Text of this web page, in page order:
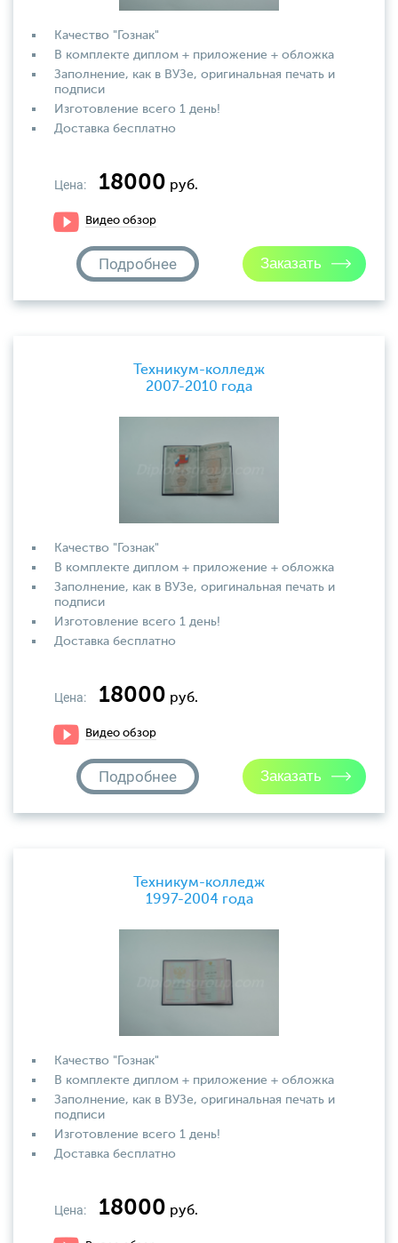
Качество "Гознак"
В комплекте диплом + приложение + обложка
Заполнение, как в ВУЗе, оригинальная печать и
подписи
Изготовление всего 1 день!
Доставка бесплатно
Цена: 18000 руб.
Видео обзор
Подробнее
Техникум-колледж
2007-2010 года
Качество "Гознак"
В комплекте диплом + приложение + обложка
Заполнение, как в ВУЗе, оригинальная печать и
подписи
Изготовление всего 1 день!
Доставка бесплатно
Цена: 18000 руб.
Видео обзор
Подробнее
Техникум-колледж
1997-2004 года
Качество "Гознак"
В комплекте диплом + приложение + обложка
Заполнение, как в ВУЗе, оригинальная печать и
подписи
Изготовление всего 1 день!
Доставка бесплатно
Цена: 18000 руб.